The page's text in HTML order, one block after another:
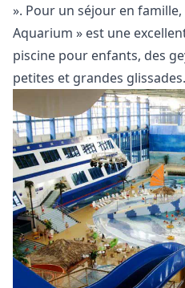
». Pour un séjour en
Aquarium » est une
piscine pour enfants, des
petites et grandes glissades.